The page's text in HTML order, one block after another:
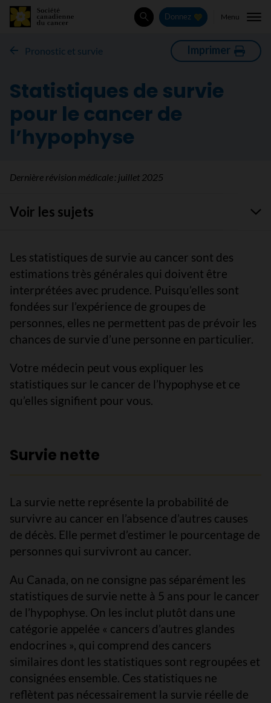
Rechercher
Donnez Menu
Pronostic et survie Imprimer
Statistiques de survie
pour le cancer de
l’hypophyse
Dernière révision médicale : juillet 2025
Voir les sujets
Les statistiques de survie au cancer sont des
estimations très générales qui doivent être
interprétées avec prudence. Puisqu’elles sont
fondées sur l’expérience de groupes de
personnes, elles ne permettent pas de prévoir les
chances de survie d’une personne en particulier.
Votre médecin peut vous expliquer les
statistiques sur le cancer de l’hypophyse et ce
qu’elles signifient pour vous.
Survie nette
La survie nette représente la probabilité de
survivre au cancer en l’absence d’autres causes
de décès. Elle permet d’estimer le pourcentage de
personnes qui survivront au cancer.
Au Canada, on ne consigne pas séparément les
statistiques de survie nette à 5 ans pour le cancer
de l’hypophyse. On les inclut plutôt dans une
catégorie appelée « cancers d’autres glandes
endocrines », qui comprend des cancers
similaires dont les statistiques sont regroupées et
consignées ensemble. Ces statistiques ne
reflètent pas nécessairement la survie réelle de